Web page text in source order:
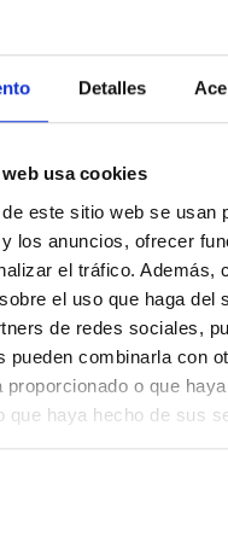
Detalles
usa cookies
este sitio web se usan
los anuncios, ofrecer
el tráfico. Además,
el uso que haga del
de redes sociales,
pueden combinarla con
proporcionado o que
que haya hecho de sus
the IAC